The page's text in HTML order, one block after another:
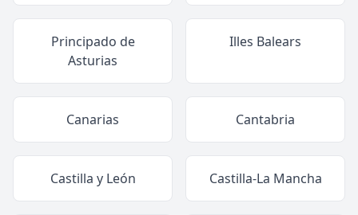
Principado de
Asturias
Illes Balears
Canarias Cantabria
Castilla y León Castilla-La Mancha